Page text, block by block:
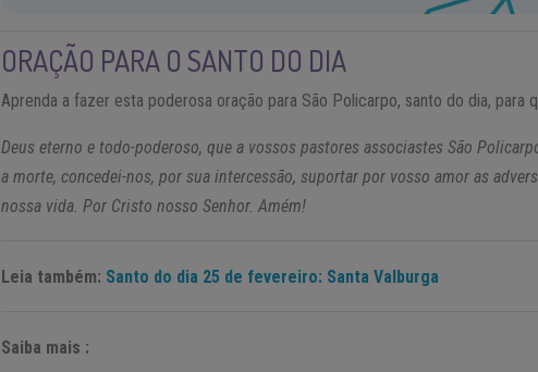
ORAÇÃO PARA O SANTO DO DIA
Aprenda a fazer esta poderosa oração para São Policarpo, santo do dia, para
Deus eterno e todo-poderoso, que a vossos pastores associastes São
a morte, concedei-nos, por sua intercessão, suportar por vosso amor as
nossa vida. Por Cristo nosso Senhor. Amém!
Leia também: Santo do dia 25 de fevereiro: Santa Valburga
Saiba mais :